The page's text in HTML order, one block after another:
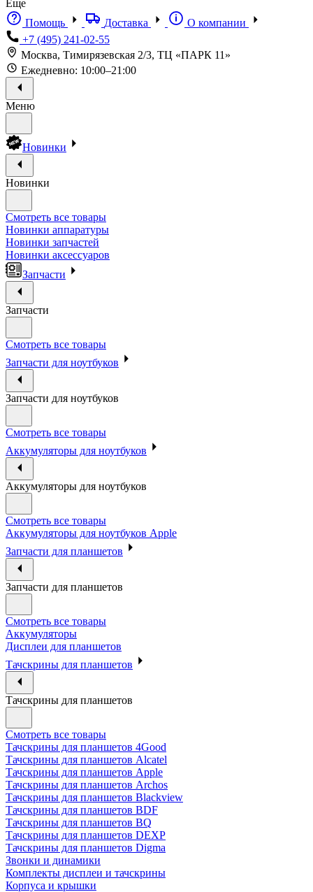
Еще
Помощь
Доставка
О компании
+7 (495) 241-02-55
Москва, Тимирязевская 2/3, ТЦ «ПАРК 11»
Ежедневно: 10:00–21:00
Меню
Новинки
Новинки
Смотреть все товары
Новинки аппаратуры
Новинки запчастей
Новинки аксессуаров
Запчасти
Запчасти
Смотреть все товары
Запчасти для ноутбуков
Запчасти для ноутбуков
Смотреть все товары
Аккумуляторы для ноутбуков
Аккумуляторы для ноутбуков
Смотреть все товары
Аккумуляторы для ноутбуков Apple
Запчасти для планшетов
Запчасти для планшетов
Смотреть все товары
Аккумуляторы
Дисплеи для планшетов
Тачскрины для планшетов
Тачскрины для планшетов
Смотреть все товары
Тачскрины для планшетов 4Good
Тачскрины для планшетов Alcatel
Тачскрины для планшетов Apple
Тачскрины для планшетов Archos
Тачскрины для планшетов Blackview
Тачскрины для планшетов BDF
Тачскрины для планшетов BQ
Тачскрины для планшетов DEXP
Тачскрины для планшетов Digma
Звонки и динамики
Комплекты дисплеи и тачскрины
Корпуса и крышки